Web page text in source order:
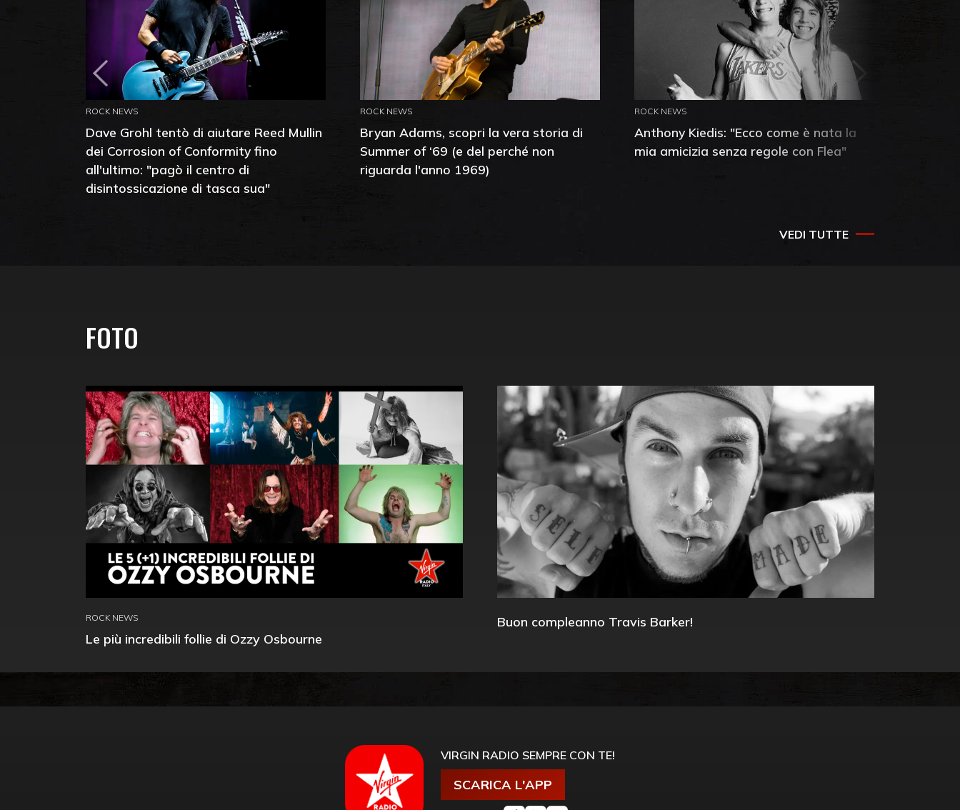
ROCK NEWS
Dave Grohl tentò di aiutare Reed Mullin
dei Corrosion of Conformity fino
all'ultimo: "pagò il centro di
disintossicazione di tasca sua"
ROCK NEWS
Bryan Adams, scopri la vera storia di
Summer of ‘69 (e del perché non
riguarda l'anno 1969)
ROCK NEWS
Anthony Kiedis: "Ecco come è nata la
mia amicizia senza regole con Flea"
VEDI TUTTE
FOTO
ROCK NEWS
Le più incredibili follie di Ozzy Osbourne
Buon compleanno Travis Barker!
VIRGIN RADIO SEMPRE CON TE!
SCARICA L'APP